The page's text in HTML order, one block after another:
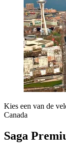
Kies een van de
Canada
Saga